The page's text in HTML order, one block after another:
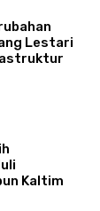
Lestari
Kaltim